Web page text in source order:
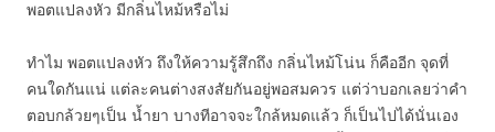
พอตแปลงหัว มีกลิ่นไหม้หรือไม่
ทำไม พอตแปลงหัว ถึงให้ความรู้สึกถึง กลิ่นไหม้โน่น ก็คืออีก จุดที่
คนใดกันแน่ แต่ละคนต่างสงสัยกันอยู่พอสมควร แต่ว่าบอกเลยว่าคำ
ตอบกล้วยๆเป็น น้ำยา บางทีอาจจะใกล้หมดแล้ว ก็เป็นไปได้นั่นเอง